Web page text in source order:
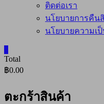
ติดต่อเรา
นโยบายการคืน
นโยบายความเ
Total
฿0.00
ตะกร้าสินค้า